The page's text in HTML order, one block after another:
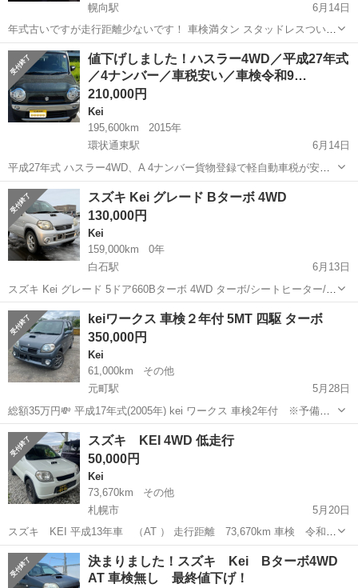
幌向駅
6月14日
年式古いですが走行距離少ないです！ 車検満タン スタッドレスついて
ます。 年式相応のサビ傷あります。 現車確認お願いします。 現在黒
ナンバー。 黒ナンバー登録もご相談ください。
北海道 岩見沢市 幌向駅
値下げしました！ハスラー4WD／平成27年式
／4ナンバー／車税安い／車検令和9…
210,000円
Kei
195,600km
2015年
環状通東駅
6月14日
平成27年式 ハスラー4WD、A 4ナンバー貨物登録で軽自動車税が安い
です！ 乗車定員は2名登録です。 リアシート、シートベルトは付いて
ます。 ご理解の上宜しくお願い致します。 外装は比較的キレイな方だ
と思います。 小キズ...
北海道 札幌市 環状通東駅 Kei
スズキ Kei グレード Bターボ 4WD
130,000円
Kei
159,000km
0年
白石駅
6月13日
スズキ Kei グレード 5ドア660Bターボ 4WD ターボ/シートヒーター/キ
ーレス 年式 H18 走行距離 15.9万km 排気量 660cc ドア 5 ミッション
フロア4AT 色 銀Ｍ 車台番号 HN22...
北海道 札幌市 白石駅 Kei ターボ
keiワークス 車検２年付 5MT 四駆 ターボ
350,000円
Kei
61,000km
その他
元町駅
5月28日
総額35万円💸 平成17年式(2005年) kei ワークス 車検2年付 ※予備検
査取得済 4WD(四駆) 5速マニュアル K6Aターボ 6.1万㌔ めちゃくちゃ
北海道 札幌市 元町駅 ワークス
スズキ KEI 4WD 低走行
50,000円
Kei
73,670km
その他
札幌市
5月20日
スズキ KEI 平成13年車 （AT ） 走行距離 73,670km 車検 令和8
年 5/22 サビはそれなりにありますが、エンジン、ミッション絶好調
です！ エアコンもキンキンに冷えます！ 今年の4月にフロントブ...
北海道 札幌市 Kei ミッション
決まりました！スズキ Kei Bターボ4WD
AT 車検無し 最終値下げ！